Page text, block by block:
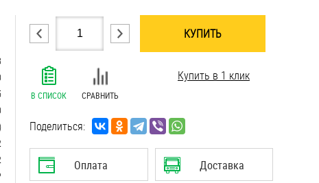
КУПИТЬ
В СПИСОК СРАВНИТЬ
Купить в 1 клик
Поделиться:
Оплата Доставка